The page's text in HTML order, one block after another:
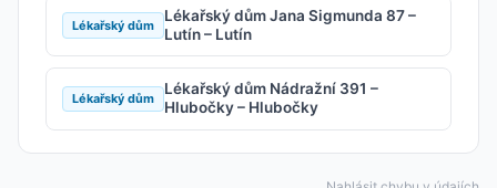
Lékařský dům
Lékařský dům Jana Sigmunda 87 –
Lutín – Lutín
Lékařský dům
Lékařský dům Nádražní 391 –
Hlubočky – Hlubočky